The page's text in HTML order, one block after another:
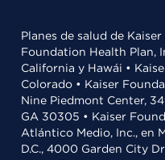
Planes de salud de
Foundation Health Plan,
California y Hawái •
Colorado • Kaiser
Nine Piedmont Center,
GA 30305 • Kaiser
Atlántico Medio, Inc., en
D.C., 4000 Garden City